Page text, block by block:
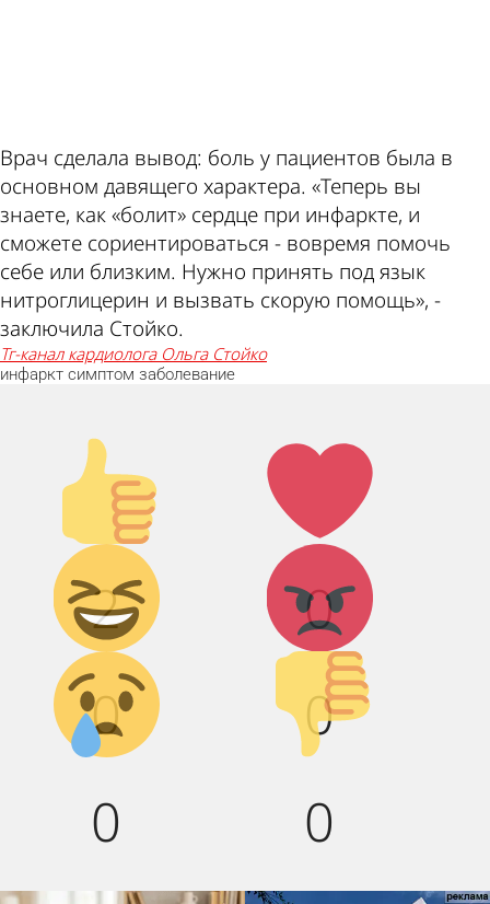
Врач сделала вывод: боль у пациентов была в
основном давящего характера. «Теперь вы
знаете, как «болит» сердце при инфаркте, и
сможете сориентироваться - вовремя помочь
себе или близким. Нужно принять под язык
нитроглицерин и вызвать скорую помощь», -
заключила Стойко.
тг-канал кардиолога Ольга Стойко
инфаркт симптом заболевание
Палец
вверх!
2
Лайк!
0
Дикий
смех!
0
Агрессия!
0
Грусть :(
0
Палец
вниз!
0